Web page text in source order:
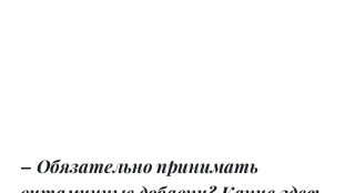
– Обязательно принимать